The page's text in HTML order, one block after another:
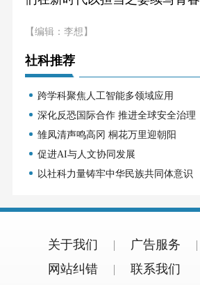
【编辑：李想】
社科推荐
跨学科聚焦人工智能多领域应用
深化反恐国际合作 推进全球安全治理
雏凤清声鸣高冈 桐花万里迎朝阳
促进AI与人文协同发展
以社科力量铸牢中华民族共同体意识
关于我们 广告服务
网站纠错
联系我们